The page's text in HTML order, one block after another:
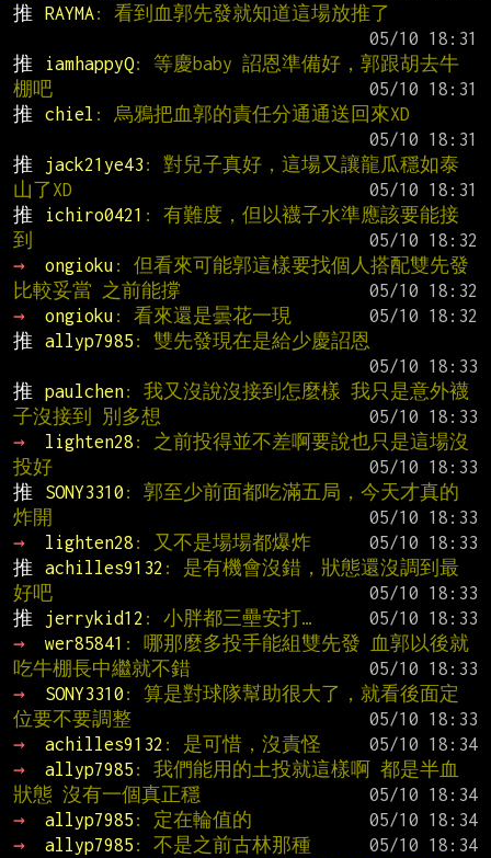
推
RAYMA: 看到血郭先發就知道這場放推了
推
iamhappyQ: 等慶baby 詔恩準備好，郭跟胡去牛
棚吧
推
chiel : 烏鴉把血郭的責任分通通送回來XD
推
jack21ye43 : 對兒子真好，這場又讓龍瓜穩如泰
山了XD
推
ichiro0421 : 有難度，但以襪子水準應該要能接
到
→
ongioku : 但看來可能郭這樣要找個人搭配雙先發
比較妥當 之前能撐
→
ongioku : 看來還是曇花一現
推
allyp7985 : 雙先發現在是給少慶詔恩
推
paulchen: 我又沒說沒接到怎麼樣 我只是意外襪
子沒接到 別多想
→
lighten28 : 之前投得並不差啊要說也只是這場沒
投好
推
SONY3310 : 郭至少前面都吃滿五局，今天才真的
炸開
→
lighten28 : 又不是場場都爆炸
推
achilles9132 : 是有機會沒錯，狀態還沒調到最
好吧
推
jerrykid12 : 小胖都三壘安打…
→
wer85841 : 哪那麼多投手能組雙先發 血郭以後就
吃牛棚長中繼就不錯
→
SONY3310 : 算是對球隊幫助很大了，就看後面定
位要不要調整
→
achilles9132 : 是可惜，沒責怪
→
allyp7985 : 我們能用的土投就這樣啊 都是半血
狀態 沒有一個真正穩
→
allyp7985 : 定在輪值的
→
allyp7985 : 不是之前古林那種